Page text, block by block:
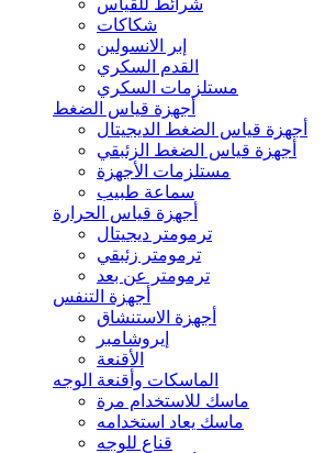
شرائط للقياس
شكاكات
إبر الانسولين
القدم السكري
مستلزمات السكري
أجهزة قياس الضغط
أجهزة قياس الضغط الديجيتال
أجهزة قياس الضغط الزئبقي
مستلزمات الأجهزة
سماعة طبيب
أجهزة قياس الحرارة
ترمومتر ديجيتال
ترمومتر زئبقي
ترمومتر عن بعد
أجهزة التنفس
أجهزة الاستنشاق
إيروشامبر
الأقنعة
الماسكات وأقنعة الوجه
ماسك للاستخدام مرة
ماسك يعاد استخدامه
قناع للوجه